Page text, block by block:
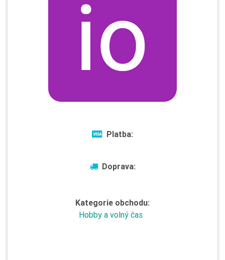
Platba:
Doprava:
Kategorie obchodu:
Hobby a volný čas